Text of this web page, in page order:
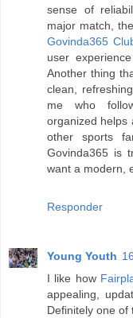
sense of
major match,
Govinda365
user
Another thing
clean,
me who
organized helps
other sports
Govinda365 is
want a modern,
Responder
Young Youth
I like how
appealing,
Definitely one of